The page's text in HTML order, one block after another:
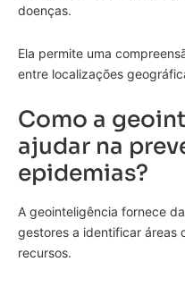
doenças.
Ela permite uma
entre localizações
Como a
ajudar na
epidemias?
A geointeligência fornece
gestores a identificar áreas
recursos.